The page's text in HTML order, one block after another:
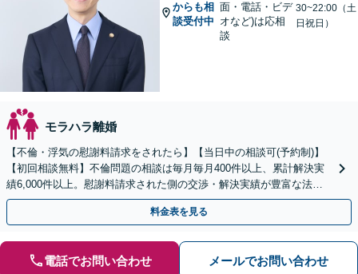
からも相
談受付中
面・電話・ビデ
オなど)は応相
談
30~22:00（土
日祝日）
モラハラ離婚
【不倫・浮気の慰謝料請求をされたら】【当日中の相談可(予約制)】
【初回相談無料】不倫問題の相談は毎月毎月400件以上、累計解決実
績6,000件以上。慰謝料請求された側の交渉・解決実績が豊富な法律
事務所です。
料金表を見る
電話でお問い合わせ メールでお問い合わせ